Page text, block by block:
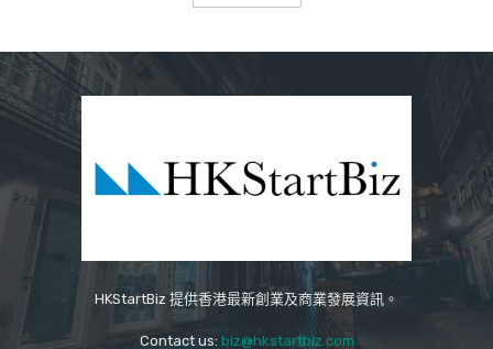
HKStartBiz 提供香港最新創業及商業發展資訊。
Contact us: biz@hkstartbiz.com